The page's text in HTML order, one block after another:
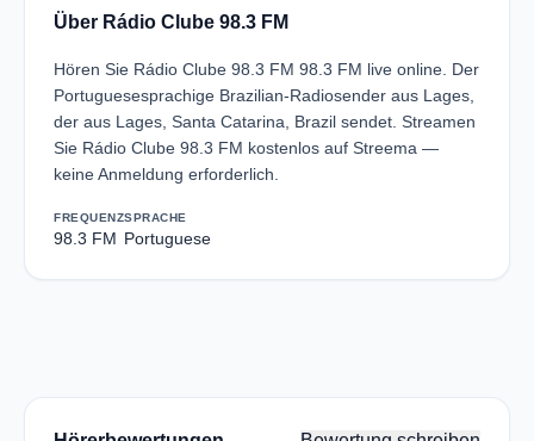
Über Rádio Clube 98.3 FM
Hören Sie Rádio Clube 98.3 FM 98.3 FM live online. Der
Portuguesesprachige Brazilian-Radiosender aus Lages,
der aus Lages, Santa Catarina, Brazil sendet. Streamen
Sie Rádio Clube 98.3 FM kostenlos auf Streema —
keine Anmeldung erforderlich.
FREQUENZ
98.3 FM
SPRACHE
Portuguese